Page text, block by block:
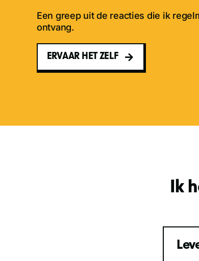
Een greep uit de reacties die ik
ontvang.
ERVAAR HET ZELF
Ik